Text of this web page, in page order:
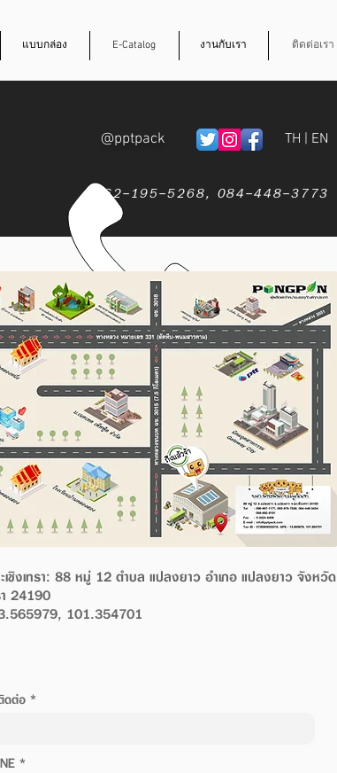
แบบกล่อง E-Catalog งานกับเรา ติดต่อเรา
@pptpack TH | EN
062-195-5268, 084-448-3773
เชิงเทรา: 88 หมู่ 12 ตำบล แปลงยาว อำเภอ แปลงยาว จังหวัด
า 24190
101.354701
ดต่อ